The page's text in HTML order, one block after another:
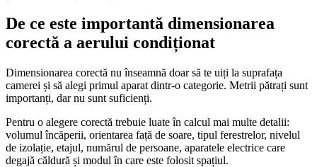
De ce este importantă dimensionarea
corectă a aerului condiționat
Dimensionarea corectă nu înseamnă doar să te uiți la suprafața
camerei și să alegi primul aparat dintr-o categorie. Metrii pătrați sunt
importanți, dar nu sunt suficienți.
Pentru o alegere corectă trebuie luate în calcul mai multe detalii:
volumul încăperii, orientarea față de soare, tipul ferestrelor, nivelul
de izolație, etajul, numărul de persoane, aparatele electrice care
degajă căldură și modul în care este folosit spațiul.